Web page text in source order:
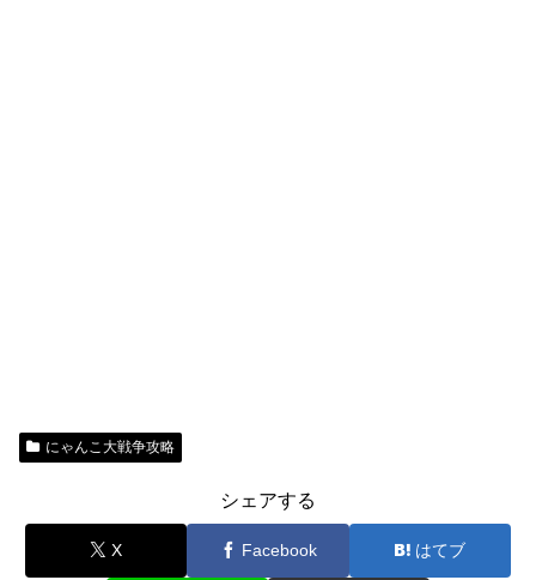
にゃんこ大戦争攻略
シェアする
X Facebook はてブ